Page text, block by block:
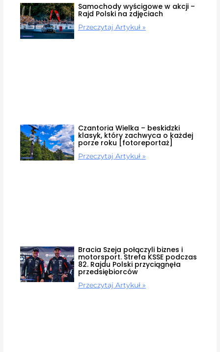
Samochody wyścigowe w akcji –
Rajd Polski na zdjęciach
Przeczytaj Artykuł »
Czantoria Wielka – beskidzki
klasyk, który zachwyca o każdej
porze roku [fotoreportaż]
Przeczytaj Artykuł »
Bracia Szeja połączyli biznes i
motorsport. Strefa KSSE podczas
82. Rajdu Polski przyciągnęła
przedsiębiorców
Przeczytaj Artykuł »